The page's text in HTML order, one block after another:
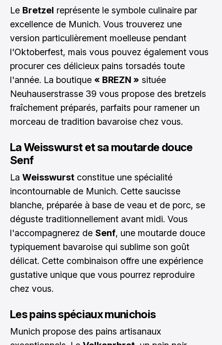
Le Bretzel représente le symbole culinaire par
excellence de Munich. Vous trouverez une
version particulièrement moelleuse pendant
l'Oktoberfest, mais vous pouvez également vous
procurer ces délicieux pains torsadés toute
l'année. La boutique « BREZN » située
Neuhauserstrasse 39 vous propose des bretzels
fraîchement préparés, parfaits pour ramener un
morceau de tradition bavaroise chez vous.
La Weisswurst et sa moutarde douce
Senf
La Weisswurst constitue une spécialité
incontournable de Munich. Cette saucisse
blanche, préparée à base de veau et de porc, se
déguste traditionnellement avant midi. Vous
l'accompagnerez de Senf, une moutarde douce
typiquement bavaroise qui sublime son goût
délicat. Cette combinaison offre une expérience
gustative unique que vous pourrez reproduire
chez vous.
Les pains spéciaux munichois
Munich propose des pains artisanaux